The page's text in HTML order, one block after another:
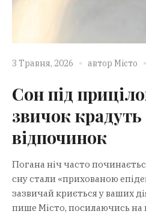
3 Травня, 2026 автор Місто
Сон під
звичок
відпочинок
Погана ніч часто
сну стали «прихованою
зазвичай криється у ваших
пише Місто, посилаючись на